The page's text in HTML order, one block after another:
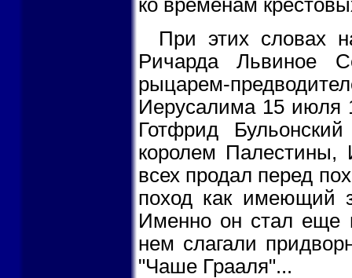
ко временам
При этих словах
Ричарда Львиное
рыцарем-
Иерусалима 15 июля
Готфрид
королем
всех продал перед
поход как имеющий
Именно он стал еще
нем слагали
"Чаше Грааля"...